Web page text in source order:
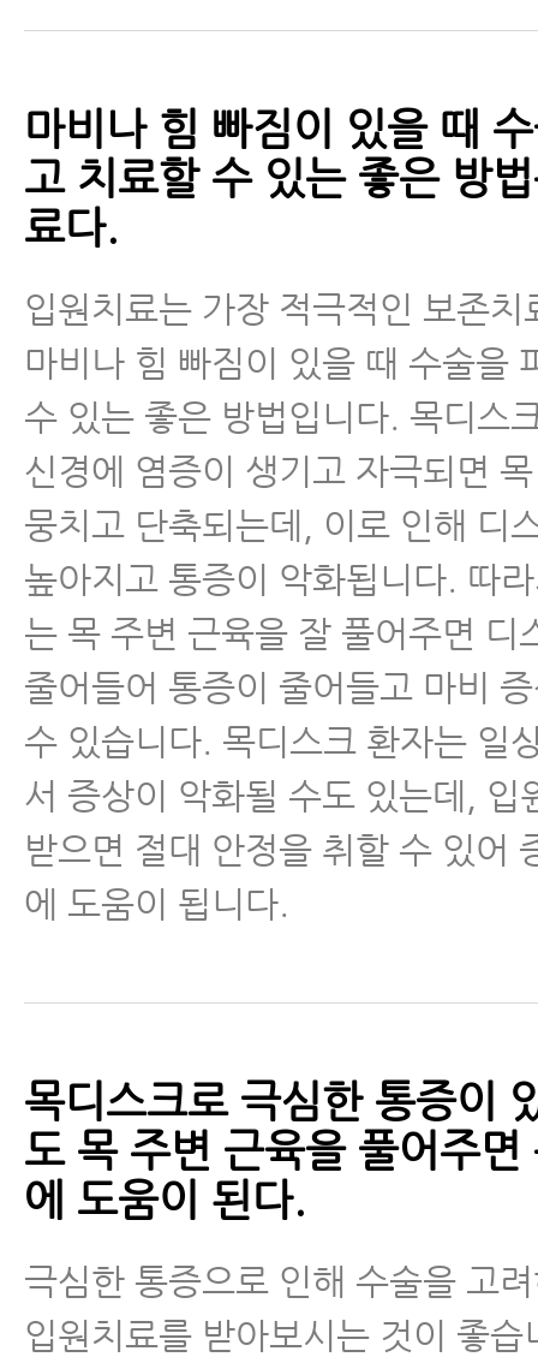
마비나 힘 빠짐이 있을 때
고 치료할 수 있는 좋은 방
료다.
입원치료는 가장 적극적인 보존치
마비나 힘 빠짐이 있을 때 수술을
수 있는 좋은 방법입니다. 목디스
신경에 염증이 생기고 자극되면
뭉치고 단축되는데, 이로 인해 디
높아지고 통증이 악화됩니다. 따
는 목 주변 근육을 잘 풀어주면 디
줄어들어 통증이 줄어들고 마비
수 있습니다. 목디스크 환자는 일
서 증상이 악화될 수도 있는데, 입
받으면 절대 안정을 취할 수 있어
에 도움이 됩니다.
목디스크로 극심한 통증이
도 목 주변 근육을 풀어주면
에 도움이 된다.
극심한 통증으로 인해 수술을 고
입원치료를 받아보시는 것이 좋습